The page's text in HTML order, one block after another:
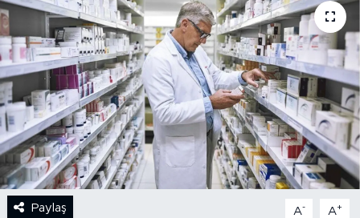
Paylaş A- A+
RÖPÖRTAJ
ANALİZ
NOSTALJİ
KULİS
YAZARLAR